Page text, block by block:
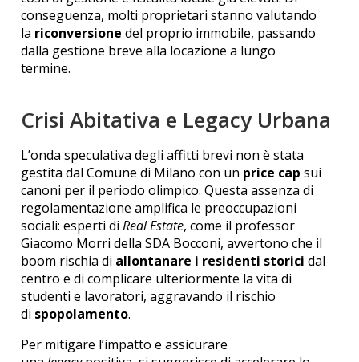
conseguenza, molti proprietari stanno valutando
la riconversione del proprio immobile, passando
dalla gestione breve alla locazione a lungo
termine.
Crisi Abitativa e Legacy Urbana
L’onda speculativa degli affitti brevi non è stata
gestita dal Comune di Milano con un price cap sui
canoni per il periodo olimpico. Questa assenza di
regolamentazione amplifica le preoccupazioni
sociali: esperti diReal Estate, come il professor
Giacomo Morri della SDA Bocconi, avvertono che il
boom rischia di allontanare i residenti storici dal
centro e di complicare ulteriormente la vita di
studenti e lavoratori, aggravando il rischio
di spopolamento.
Per mitigare l’impatto e assicurare